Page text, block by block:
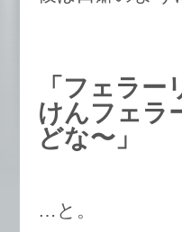
「フェラ
けんフェラ
どな〜」
…と。